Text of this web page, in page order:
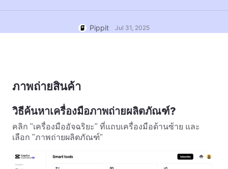
แก้ไขทันที
สร้างภาพถ่ายผลิตภัณฑ์ระดับมือ
อาชีพเป็นชุดสำหรับ Shopify,
อวตารและเสียง AI
โซลูชันวิดีโอคลิกเดียว
แคมเปญ
เคล็ดลับโปสเตอร์ที่น่าสนใจช่วย
คู่มือการโฆษณาวิดีโอ TikTok
วิธีตัดวิดีโอ YouTube
ครอปวิดีโอสำหรับ Instagram
Pippit Jul 31, 2025
ภาพถ่ายสินค้า
วิธีค้นหาเครื่องมือภาพถ่ายผลิตภัณฑ์?
คลิก "เครื่องมืออัจฉริยะ" ที่แถบเครื่องมือด้านซ้าย และ
เลือก "ภาพถ่ายผลิตภัณฑ์"